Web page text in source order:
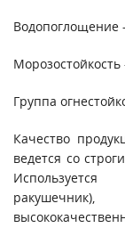
Водопоглощение
Группа
Качество
ведется со